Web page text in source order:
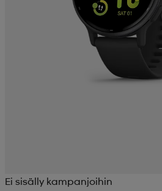
Ei sisälly kampanjoihin